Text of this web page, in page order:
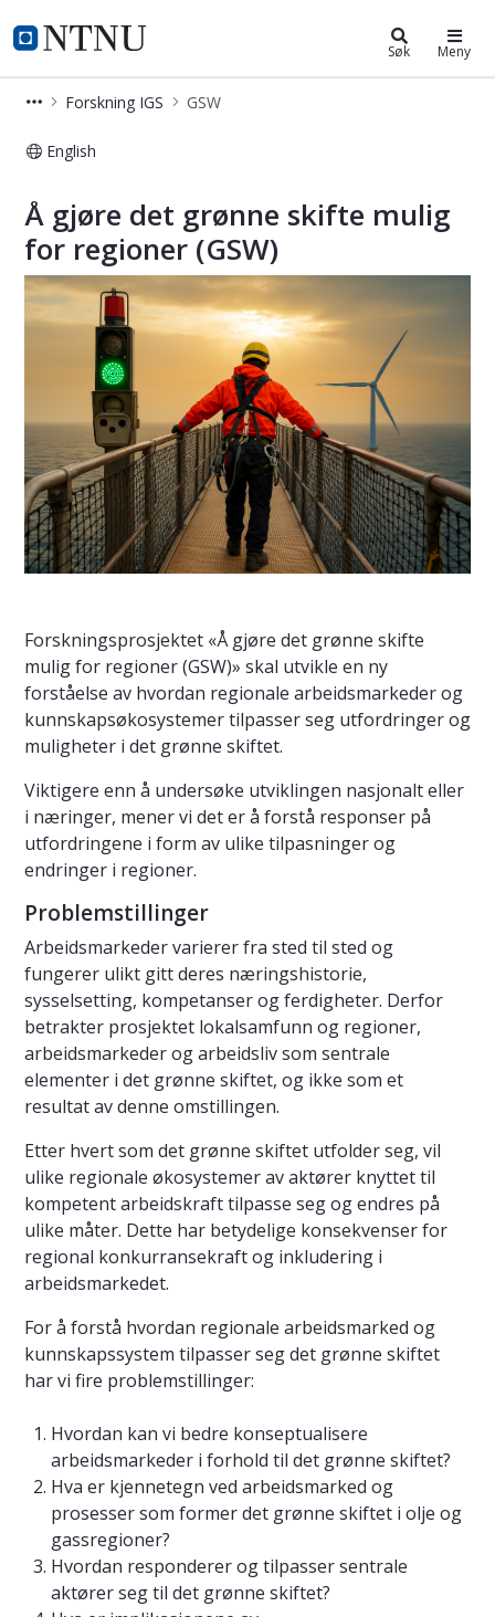
NTNU Hjemmeside
Institutt for geografi og Søk Meny
Forskning IGS GSW
English
Å gjøre det grønne skifte mulig
for regioner (GSW)
Forskningsprosjektet «Å gjøre det grønne skifte
mulig for regioner (GSW)» skal utvikle en ny
forståelse av hvordan regionale arbeidsmarkeder og
kunnskapsøkosystemer tilpasser seg utfordringer og
muligheter i det grønne skiftet.
Viktigere enn å undersøke utviklingen nasjonalt eller
i næringer, mener vi det er å forstå responser på
utfordringene i form av ulike tilpasninger og
endringer i regioner.
Problemstillinger
Arbeidsmarkeder varierer fra sted til sted og
fungerer ulikt gitt deres næringshistorie,
sysselsetting, kompetanser og ferdigheter. Derfor
betrakter prosjektet lokalsamfunn og regioner,
arbeidsmarkeder og arbeidsliv som sentrale
elementer i det grønne skiftet, og ikke som et
resultat av denne omstillingen.
Etter hvert som det grønne skiftet utfolder seg, vil
ulike regionale økosystemer av aktører knyttet til
kompetent arbeidskraft tilpasse seg og endres på
ulike måter. Dette har betydelige konsekvenser for
regional konkurransekraft og inkludering i
arbeidsmarkedet.
For å forstå hvordan regionale arbeidsmarked og
kunnskapssystem tilpasser seg det grønne skiftet
har vi fire problemstillinger:
Hvordan kan vi bedre konseptualisere
arbeidsmarkeder i forhold til det grønne skiftet?
Hva er kjennetegn ved arbeidsmarked og
prosesser som former det grønne skiftet i olje og
gassregioner?
Hvordan responderer og tilpasser sentrale
aktører seg til det grønne skiftet?